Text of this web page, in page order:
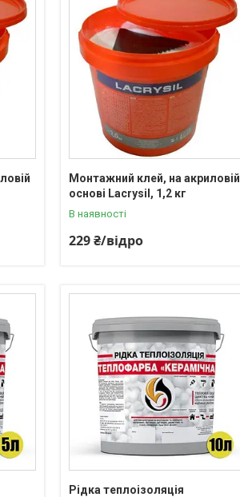
Монтажний клей, на акриловій
основі Lacrysil, 1,2 кг
В наявності
229 ₴/відро
Рідка теплоізоляція